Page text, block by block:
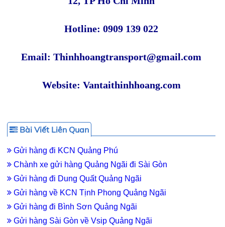
Hotline: 0909 139 022
Email: Thinhhoangtransport@gmail.com
Website: Vantaithinhhoang.com
Bài Viết Liên Quan
Gửi hàng đi KCN Quảng Phú
Chành xe gửi hàng Quảng Ngãi đi Sài Gòn
Gửi hàng đi Dung Quất Quảng Ngãi
Gửi hàng về KCN Tịnh Phong Quảng Ngãi
Gửi hàng đi Bình Sơn Quảng Ngãi
Gửi hàng Sài Gòn về Vsip Quảng Ngãi